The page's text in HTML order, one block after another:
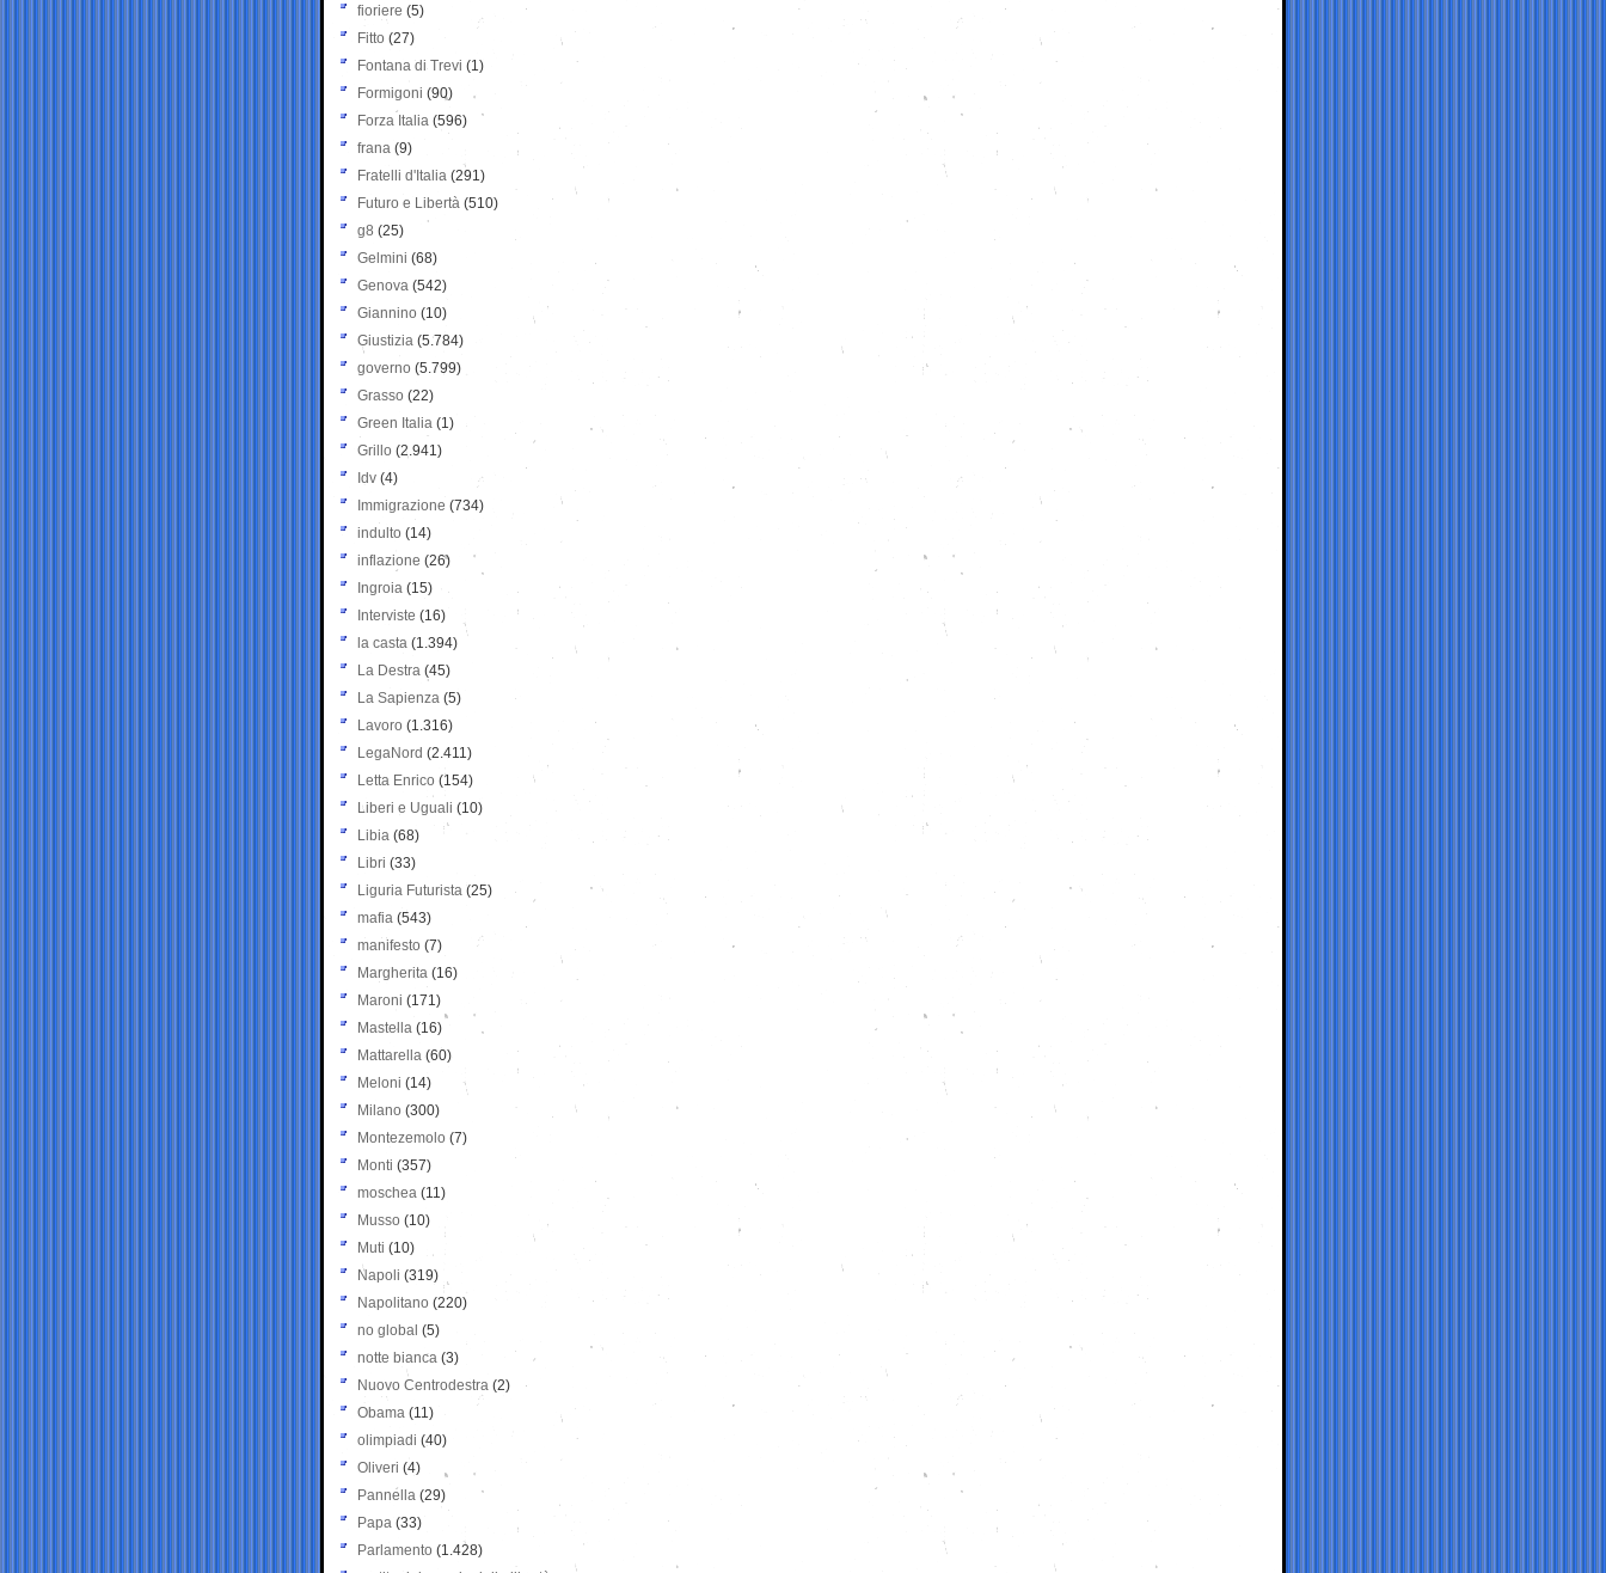
fioriere (5)
Fitto (27)
Fontana di Trevi (1)
Formigoni (90)
Forza Italia (596)
frana (9)
Fratelli d'Italia (291)
Futuro e Libertà (510)
g8 (25)
Gelmini (68)
Genova (542)
Giannino (10)
Giustizia (5.784)
governo (5.799)
Grasso (22)
Green Italia (1)
Grillo (2.941)
Idv (4)
Immigrazione (734)
indulto (14)
inflazione (26)
Ingroia (15)
Interviste (16)
la casta (1.394)
La Destra (45)
La Sapienza (5)
Lavoro (1.316)
LegaNord (2.411)
Letta Enrico (154)
Liberi e Uguali (10)
Libia (68)
Libri (33)
Liguria Futurista (25)
mafia (543)
manifesto (7)
Margherita (16)
Maroni (171)
Mastella (16)
Mattarella (60)
Meloni (14)
Milano (300)
Montezemolo (7)
Monti (357)
moschea (11)
Musso (10)
Muti (10)
Napoli (319)
Napolitano (220)
no global (5)
notte bianca (3)
Nuovo Centrodestra (2)
Obama (11)
olimpiadi (40)
Oliveri (4)
Pannella (29)
Papa (33)
Parlamento (1.428)